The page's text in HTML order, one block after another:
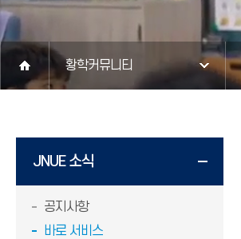
황학커뮤니티
JNUE 소식
공지사항
바로 서비스